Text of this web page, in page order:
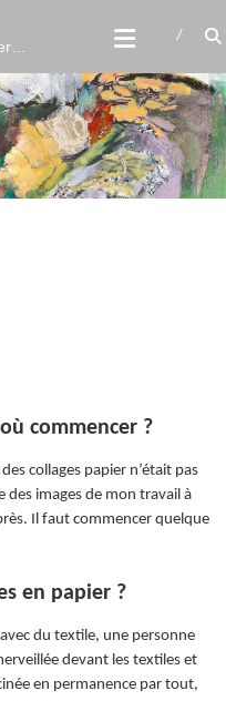
commencer ?
collages papier n’était pas
des images de mon travail à
Il faut commencer quelque
en papier ?
du textile, une personne
devant les textiles et
en permanence par tout,